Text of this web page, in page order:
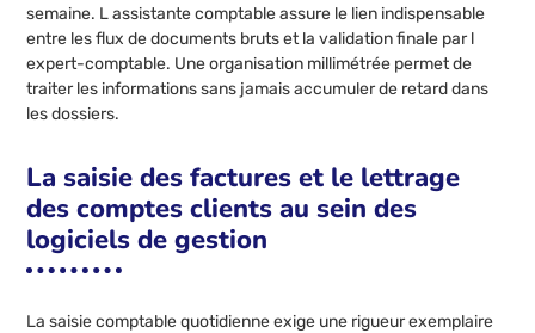
semaine. L assistante comptable assure le lien indispensable
entre les flux de documents bruts et la validation finale par l
expert-comptable. Une organisation millimétrée permet de
traiter les informations sans jamais accumuler de retard dans
les dossiers.
La saisie des factures et le lettrage
des comptes clients au sein des
logiciels de gestion
La saisie comptable quotidienne exige une rigueur exemplaire